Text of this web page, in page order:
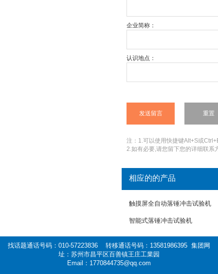
企业简称：
认识地点：
注：1.可以使用快捷键Alt+S或
2.如有必要,请您留下您的详细联系
相应的的产品
触摸屏全自动落锤冲击试验机
智能式落锤冲击试验机
找话题通话号码：010-57223836 转移通话号码：13581986395 集团网
址：苏州市昌平区百善镇王庄工業园
Email：1770844735@qq.com